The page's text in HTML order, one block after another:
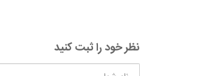
نظر خود را ثبت کنید